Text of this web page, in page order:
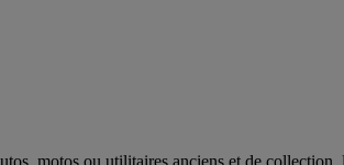
motos ou utilitaires anciens et de collection,